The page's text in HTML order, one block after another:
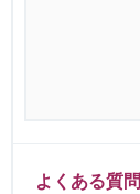
よくある質問